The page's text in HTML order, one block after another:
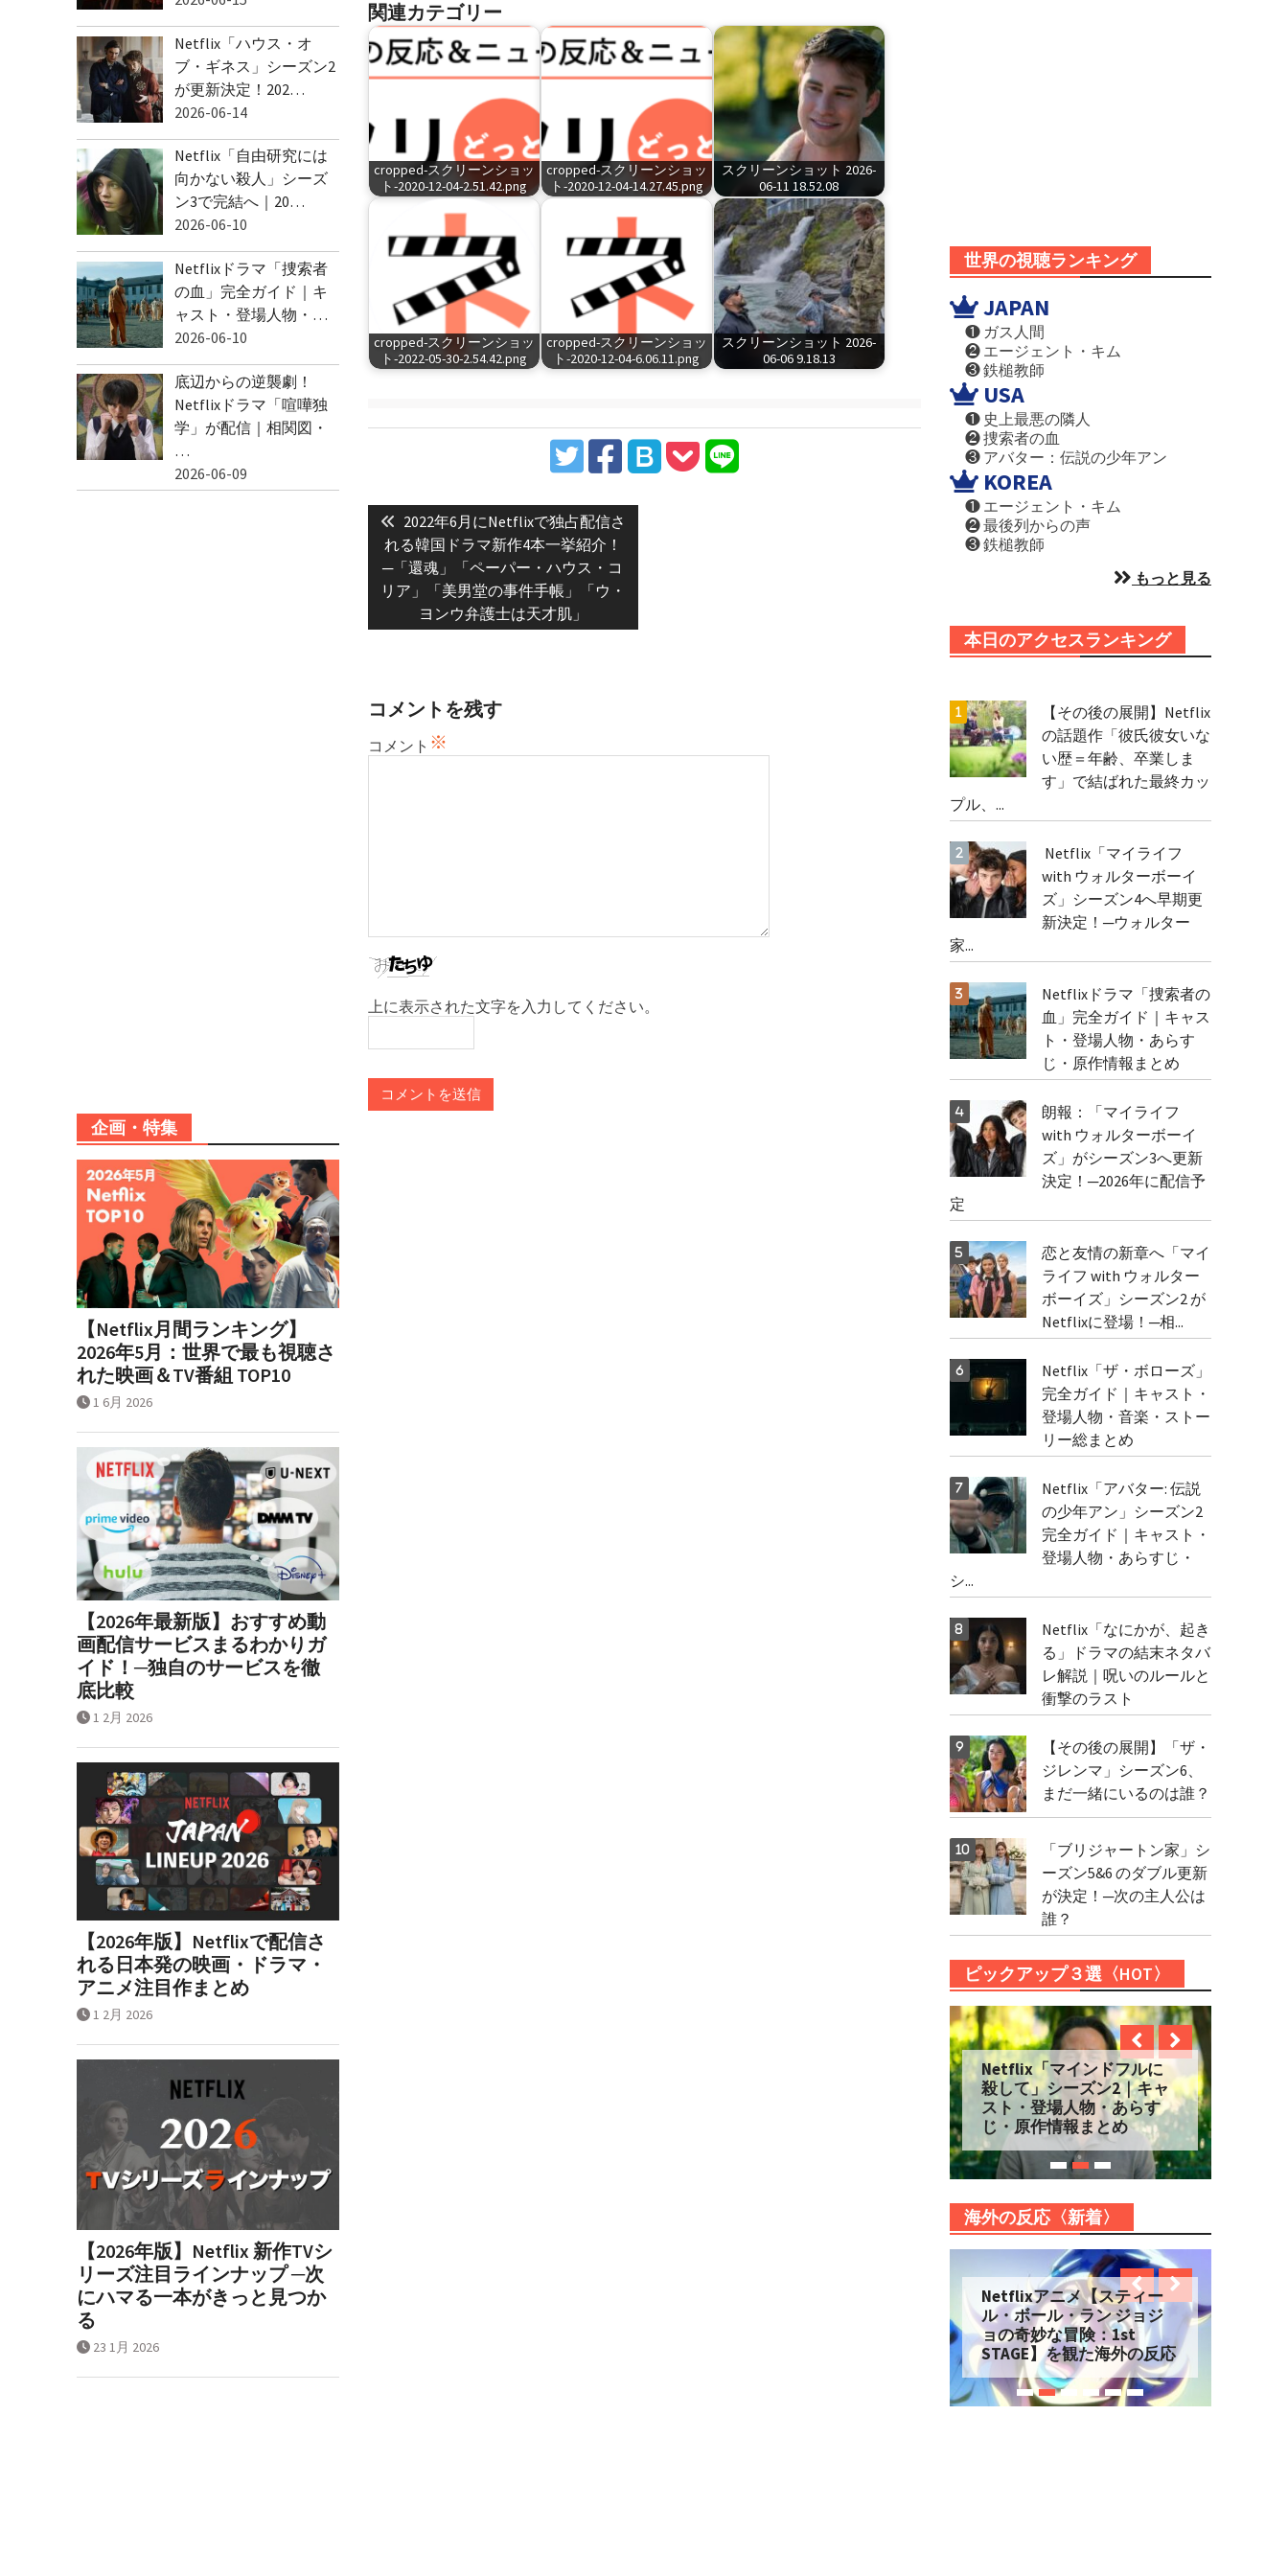
関連カテゴリー
cropped-スクリーンショッ
ト-2020-12-04-2.51.42.png
cropped-スクリーンショッ
ト-2020-12-04-14.27.45.png
スクリーンショット 2026-
06-11 18.52.08
cropped-スクリーンショッ
ト-2022-05-30-2.54.42.png
cropped-スクリーンショッ
ト-2020-12-04-6.06.11.png
スクリーンショット 2026-
06-06 9.18.13
投
稿
ナ
ビ
ゲ
ー
ン
Previous
post:
2022年6月にNetflixで独占配信さ
れる韓国ドラマ新作4本一挙紹介！
─「還魂」「ペーパー・ハウス・コ
リア」「美男堂の事件手帳」「ウ・
ヨンウ弁護士は天才肌」
コメントを残す
コメント ※
上に表示された文字を入力してください。
世界の視聴ランキング
JAPAN
❶ ガス人間
❷ エージェント・キム
❸ 鉄槌教師
USA
❶ 史上最悪の隣人
❷ 捜索者の血
❸ アバター：伝説の少年アン
KOREA
❶ エージェント・キム
❷ 最後列からの声
❸ 鉄槌教師
もっと見る
本日のアクセスランキング
【その後の展開】Netflix
の話題作「彼氏彼女いな
い歴＝年齢、卒業しま
す」で結ばれた最終カッ
プル、...
Netflix「マイライフ
with ウォルターボーイ
ズ」シーズン4へ早期更
新決定！─ウォルター
家...
Netflixドラマ「捜索者の
血」完全ガイド｜キャス
ト・登場人物・あらす
じ・原作情報まとめ
朗報：「マイライフ
with ウォルターボーイ
ズ」がシーズン3へ更新
決定！─2026年に配信予
定
恋と友情の新章へ「マイ
ライフ with ウォルター
ボーイズ」シーズン2 が
Netflixに登場！─相...
Netflix「ザ・ボローズ」
完全ガイド｜キャスト・
登場人物・音楽・ストー
リー総まとめ
Netflix「アバター: 伝説
の少年アン」シーズン2
完全ガイド｜キャスト・
登場人物・あらすじ・
シ...
Netflix「なにかが、起き
る」ドラマの結末ネタバ
レ解説｜呪いのルールと
衝撃のラスト
【その後の展開】「ザ・
ジレンマ」シーズン6、
まだ一緒にいるのは誰？
「ブリジャートン家」シ
ーズン5&6 のダブル更新
が決定！─次の主人公は
誰？
ピックアップ３選〈HOT〉
Netflix「マインドフルに
殺して」シーズン2｜キャ
スト・登場人物・あらす
じ・原作情報まとめ
海外の反応〈新着〉
Netflixアニメ【スティー
ル・ボール・ラン ジョジ
ョの奇妙な冒険：1st
STAGE】を観た海外の反応
Netflix「ハウス・オ
ブ・ギネス」シーズン2
が更新決定！202…
2026-06-14
Netflix「自由研究には
向かない殺人」シーズ
ン3で完結へ｜20…
2026-06-10
Netflixドラマ「捜索者
の血」完全ガイド｜キ
ャスト・登場人物・…
2026-06-10
底辺からの逆襲劇！
Netflixドラマ「喧嘩独
学」が配信｜相関図・
…
2026-06-09
企画・特集
【Netflix月間ランキング】
2026年5月：世界で最も視聴さ
れた映画＆TV番組 TOP10
1 6月 2026
【2026年最新版】おすすめ動
画配信サービスまるわかりガ
イド！─独自のサービスを徹
底比較
1 2月 2026
【2026年版】Netflixで配信さ
れる日本発の映画・ドラマ・
アニメ注目作まとめ
1 2月 2026
【2026年版】Netflix 新作TVシ
リーズ注目ラインナップ ─次
にハマる一本がきっと見つか
る
23 1月 2026